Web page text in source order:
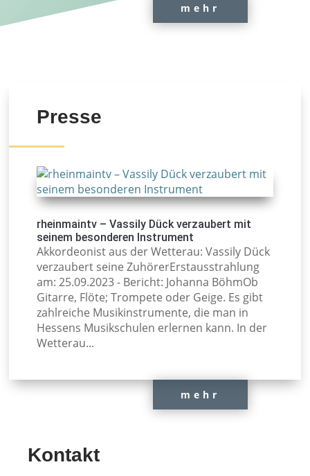
mehr
Presse
rheinmaintv – Vassily Dück verzaubert mit
seinem besonderen Instrument
Akkordeonist aus der Wetterau: Vassily Dück
verzaubert seine ZuhörerErstausstrahlung
am: 25.09.2023 - Bericht: Johanna BöhmOb
Gitarre, Flöte; Trompete oder Geige. Es gibt
zahlreiche Musikinstrumente, die man in
Hessens Musikschulen erlernen kann. In der
Wetterau...
mehr
Kontakt